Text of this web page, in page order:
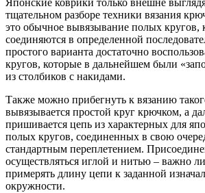
Японские коврики только внешне
тщательном разборе техники вязания
это обычное вывязывание полых кругов,
соединяются в определенной
простого варианта достаточно
кругов, которые в дальнейшем были
из столбиков с накидами.
Также можно прибегнуть к вязанию
вывязывается простой круг крючком, а
пришивается цепь из характерных для
полых кругов, соединенных в свою
стандартным переплетением.
осуществляться иглой и нитью – важно
примерять длину цепи к заданной
окружности.